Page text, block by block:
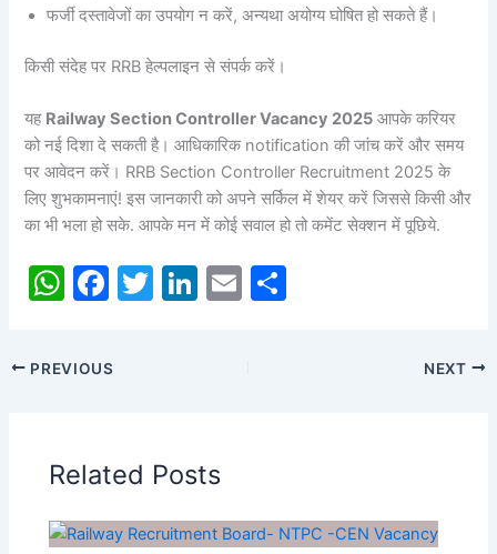
फर्जी दस्तावेजों का उपयोग न करें, अन्यथा अयोग्य घोषित हो सकते हैं।
किसी संदेह पर RRB हेल्पलाइन से संपर्क करें।
यह Railway Section Controller Vacancy 2025 आपके करियर
को नई दिशा दे सकती है। आधिकारिक notification की जांच करें और समय
पर आवेदन करें। RRB Section Controller Recruitment 2025 के
लिए शुभकामनाएं! इस जानकारी को अपने सर्किल में शेयर करें जिससे किसी और
का भी भला हो सके. आपके मन में कोई सवाल हो तो कमेंट सेक्शन में पूछिये.
W
at
s
p
p
F
c
e
o
o
k
T
Li
n
E
PREVIOUS NEXT
Related Posts